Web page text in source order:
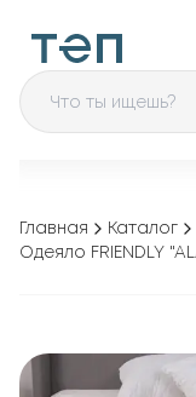
Главная Каталог
Одеяло FRIENDLY